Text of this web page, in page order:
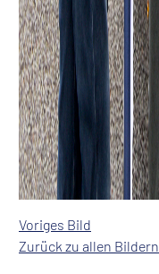
Voriges Bild
Zurück zu allen Bildern